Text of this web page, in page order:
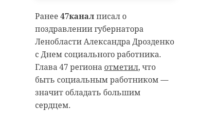
Ранее 47каналписал о
поздравлении губернатора
Ленобласти Александра Дрозденко
с Днем социального работника.
Глава 47 региона отметил, что
быть социальным работником —
значит обладать большим
сердцем.